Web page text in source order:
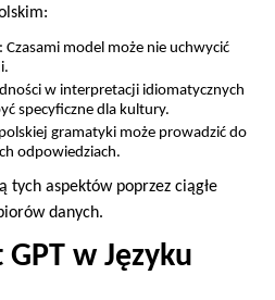
model może nie uchwycić
w interpretacji idiomatycznych
specyficzne dla kultury.
gramatyki może prowadzić do
odpowiedziach.
tych aspektów poprzez ciągłe
danych.
GPT w Języku